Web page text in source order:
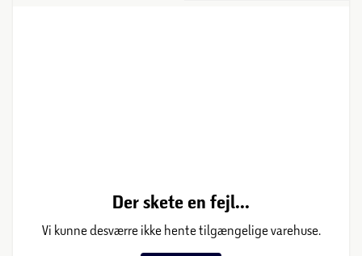
Der skete en fejl...
Vi kunne desværre ikke hente tilgængelige varehuse.